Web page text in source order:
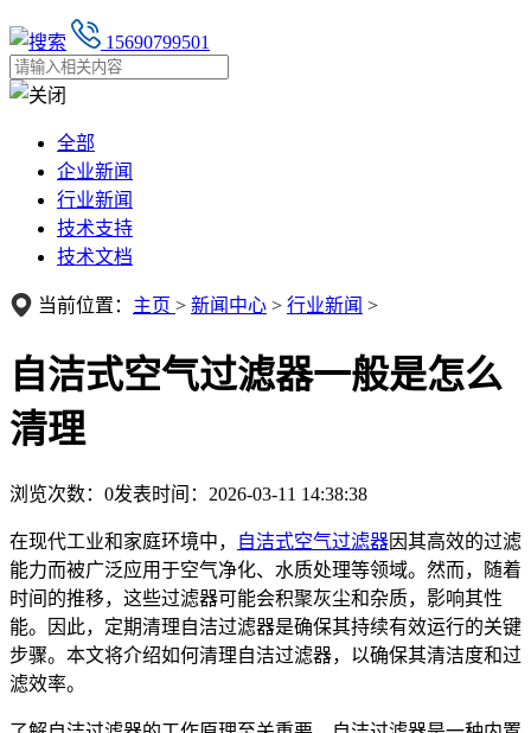
15690799501
全部
企业新闻
行业新闻
技术支持
技术文档
当前位置： 主页 > 新闻中心 > 行业新闻 >
自洁式空气过滤器一般是怎么
清理
浏览次数： 0发表时间：2026-03-11 14:38:38
在现代工业和家庭环境中， 自洁式空气过滤器因其高效的过滤
能力而被广泛应用于空气净化、水质处理等领域。然而，随着
时间的推移，这些过滤器可能会积聚灰尘和杂质，影响其性
能。因此，定期清理自洁过滤器是确保其持续有效运行的关键
步骤。本文将介绍如何清理自洁过滤器，以确保其清洁度和过
滤效率。